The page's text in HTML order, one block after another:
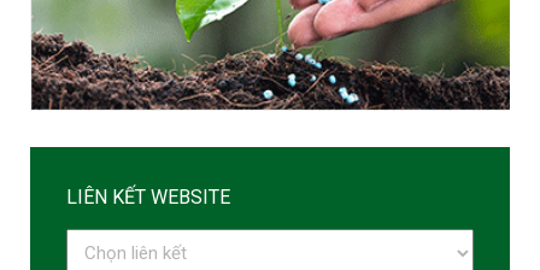
LIÊN KẾT WEBSITE